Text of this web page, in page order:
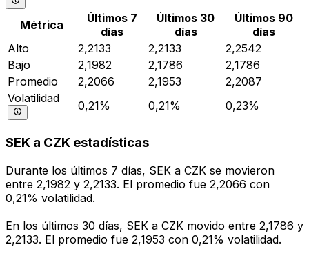
Métrica
Últimos 7
días
Últimos 30
días
Últimos 90
días
Alto
2,2133 2,2133
2,2542
Bajo
2,1982 2,1786
2,1786
Promedio
2,2066 2,1953
2,2087
Volatilidad
0,21% 0,21% 0,23%
SEK a CZK estadísticas
Durante los últimos 7 días, SEK a CZK se movieron
entre 2,1982 y 2,2133. El promedio fue 2,2066 con
0,21% volatilidad.
En los últimos 30 días, SEK a CZK movido entre 2,1786 y
2,2133. El promedio fue 2,1953 con 0,21% volatilidad.